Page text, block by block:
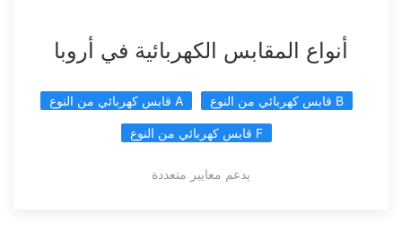
أنواع المقابس الكهربائية في أروبا
قابس كهربائي من النوع A قابس كهربائي من النوع B
قابس كهربائي من النوع F
يدعم معايير متعددة